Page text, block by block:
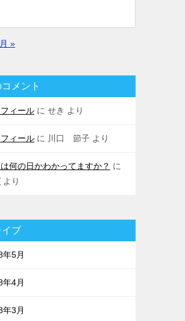
»
メント
ィール に せき より
ィール に 川口 節子 より
何の日かわかってますか？ に
より
イブ
年5月
年4月
年3月